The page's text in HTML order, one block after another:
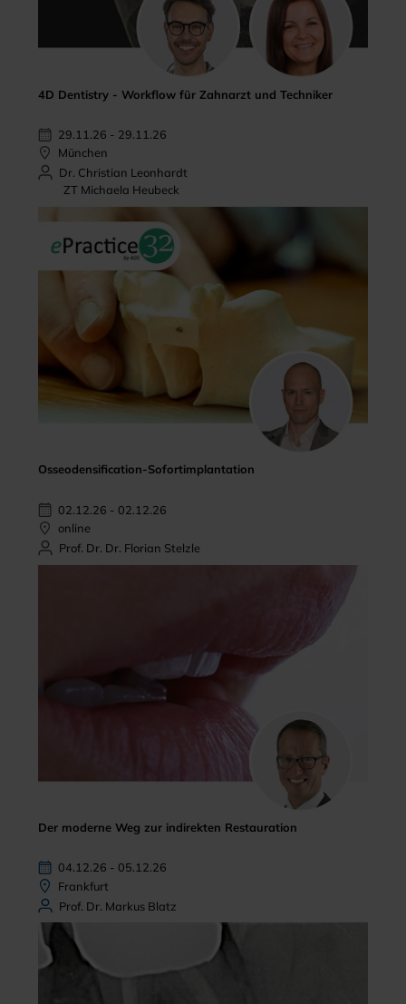
4D Dentistry - Workflow für Zahnarzt und Techniker
29.11.26 - 29.11.26
München
Dr. Christian Leonhardt
ZT Michaela Heubeck
Osseodensification-Sofortimplantation
02.12.26 - 02.12.26
online
Prof. Dr. Dr. Florian Stelzle
Der moderne Weg zur indirekten Restauration
04.12.26 - 05.12.26
Frankfurt
Prof. Dr. Markus Blatz